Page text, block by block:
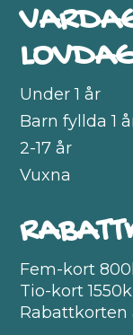
Under 1 år
Barn fyllda 1
2-17 år
Vuxna
Fem-kort
Tio-kort
Rabattkorten